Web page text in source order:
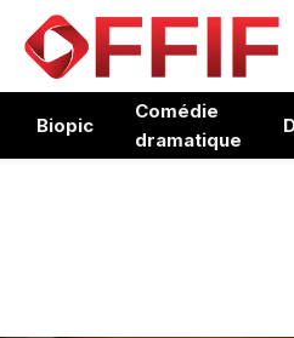
Biopic
Comédie
dramatique